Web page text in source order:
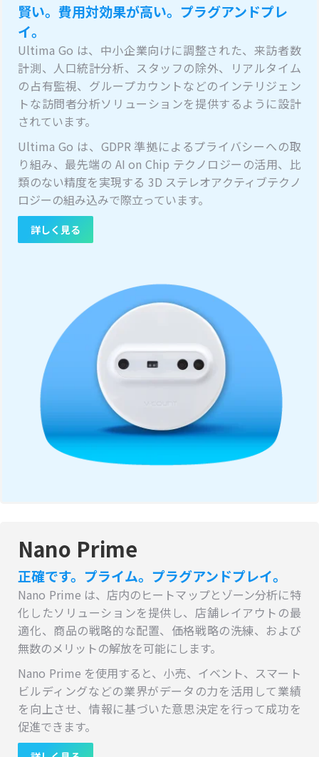
賢い。費用対効果が高い。プラグアンドプレ
イ。
Ultima Go は、中小企業向けに調整された、来訪者数
計測、人口統計分析、スタッフの除外、リアルタイム
の占有監視、グループカウントなどのインテリジェン
トな訪問者分析ソリューションを提供するように設計
されています。
Ultima Go は、GDPR 準拠によるプライバシーへの取
り組み、最先端の AI on Chip テクノロジーの活用、比
類のない精度を実現する 3D ステレオアクティブテクノ
ロジーの組み込みで際立っています。
詳しく見る
Nano Prime
正確です。プライム。プラグアンドプレイ。
Nano Prime は、店内のヒートマップとゾーン分析に特
化したソリューションを提供し、店舗レイアウトの最
適化、商品の戦略的な配置、価格戦略の洗練、および
無数のメリットの解放を可能にします。
Nano Prime を使用すると、小売、イベント、スマート
ビルディングなどの業界がデータの力を活用して業績
を向上させ、情報に基づいた意思決定を行って成功を
促進できます。